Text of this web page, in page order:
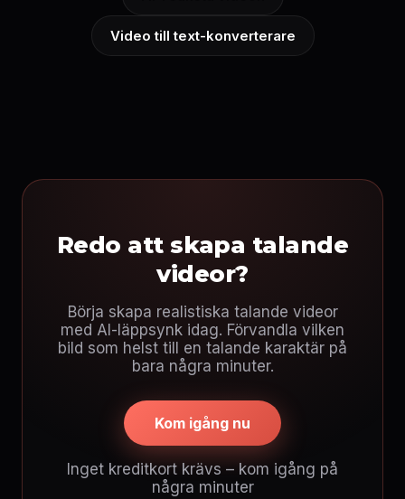
Video till text-konverterare
Redo att skapa talande
videor?
Börja skapa realistiska talande videor
med AI-läppsynk idag. Förvandla vilken
bild som helst till en talande karaktär på
bara några minuter.
Kom igång nu
Inget kreditkort krävs – kom igång på
några minuter